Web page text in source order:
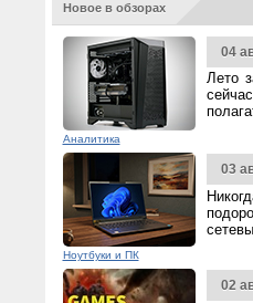
Новое в обзорах
Аналитика
04
Лето
Ноутбуки и ПК
03
02